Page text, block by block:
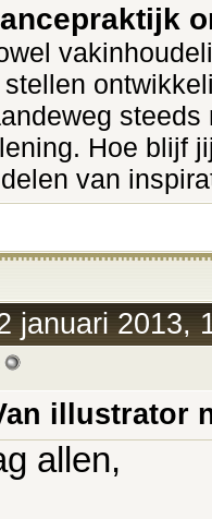
Hoe blijf
van
januari 2013,
illustrator
allen,